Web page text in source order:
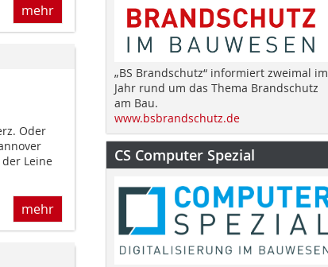
mehr
Oder
Leine
mehr
„BS Brandschutz“ informiert zweimal im
Jahr rund um das Thema Brandschutz
am Bau.
www.bsbrandschutz.de
CS Computer Spezial